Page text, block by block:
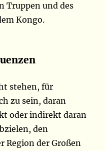
Truppen und des
Kongo.
stehen, für
zu sein, daran
oder indirekt daran
den
Region der Großen